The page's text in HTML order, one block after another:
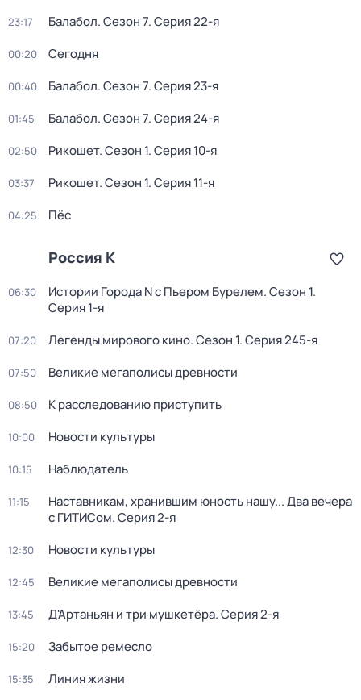
23:17 Балабол. Сезон 7. Серия 22-я
00:20 Сегодня
00:40 Балабол. Сезон 7. Серия 23-я
01:45 Балабол. Сезон 7. Серия 24-я
02:50 Рикошет. Сезон 1. Серия 10-я
03:37 Рикошет. Сезон 1. Серия 11-я
04:25 Пёс
Россия К
06:30 Истории Города N с Пьером Бурелем. Сезон 1.
Серия 1-я
07:20 Легенды мирового кино. Сезон 1. Серия 245-я
07:50 Великие мегаполисы древности
08:50 К расследованию приступить
10:00 Новости культуры
10:15 Наблюдатель
11:15
Наставникам, хранившим юность нашу... Два вечера
с ГИТИСом. Серия 2-я
12:30 Новости культуры
12:45 Великие мегаполисы древности
13:45 Д'Артаньян и три мушкетёра. Серия 2-я
15:20 Забытое ремесло
15:35 Линия жизни